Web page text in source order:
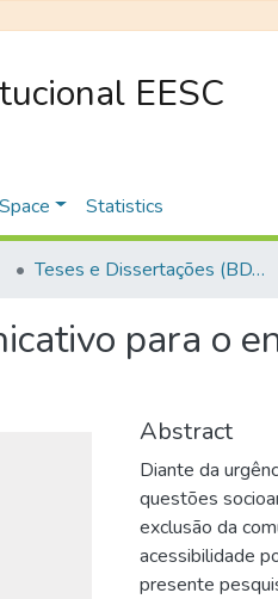
EESC
Statistics
Teses e Dissertações (BDTD USP)
para o
Abstract
Diante da
questões
exclusão da
acessibilidade
presente